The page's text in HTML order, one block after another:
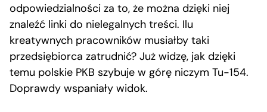
odpowiedzialności za to, że można dzięki niej
znaleźć linki do nielegalnych treści. Ilu
kreatywnych pracowników musiałby taki
przedsiębiorca zatrudnić? Już widzę, jak dzięki
temu polskie PKB szybuje w górę niczym Tu-154.
Doprawdy wspaniały widok.